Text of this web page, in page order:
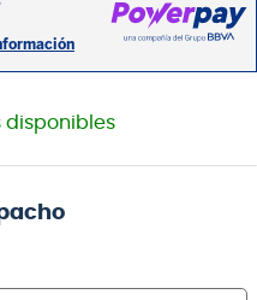
disponibles